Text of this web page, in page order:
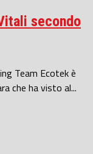
secondo
Team Ecotek è
che ha visto al...